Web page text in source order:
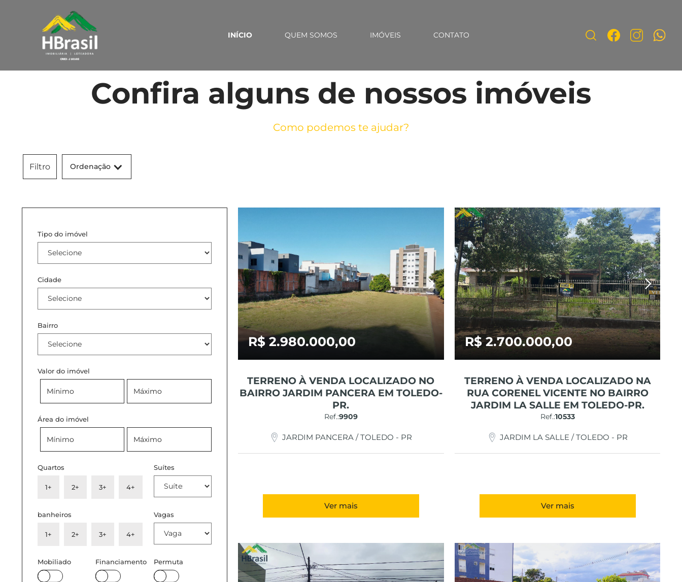
INÍCIO QUEM SOMOS IMÓVEIS CONTATO
Confira alguns de nossos imóveis
Como podemos te ajudar?
Ordenação
Tipo do imóvel
Cidade
Bairro
Valor do imóvel
Área do imóvel
Quartos
1+ 2+ 3+ 4+
Suítes
banheiros
1+ 2+ 3+ 4+
Vagas
Mobiliado Financiamento Permuta
R$ 2.980.000,00
TERRENO À VENDA LOCALIZADO NO
BAIRRO JARDIM PANCERA EM TOLEDO-
PR.
Ref.:9909
JARDIM PANCERA / TOLEDO - PR
Ver mais
R$ 2.700.000,00
TERRENO À VENDA LOCALIZADO NA
RUA CORENEL VICENTE NO BAIRRO
JARDIM LA SALLE EM TOLEDO-PR.
Ref.:10533
JARDIM LA SALLE / TOLEDO - PR
Ver mais